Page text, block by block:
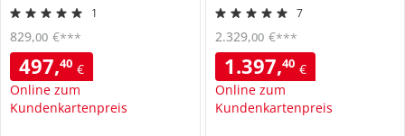
1
497,40 €
Online zum
Kundenkartenpreis
829,00 €***
7
1.397,40 €
Online zum
Kundenkartenpreis
2.329,00 €***